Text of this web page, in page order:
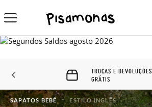
TROCAS E DEVOLUÇÕES
GRÁTIS
SAPATOS BEBÉ ESTILO INGLÊS